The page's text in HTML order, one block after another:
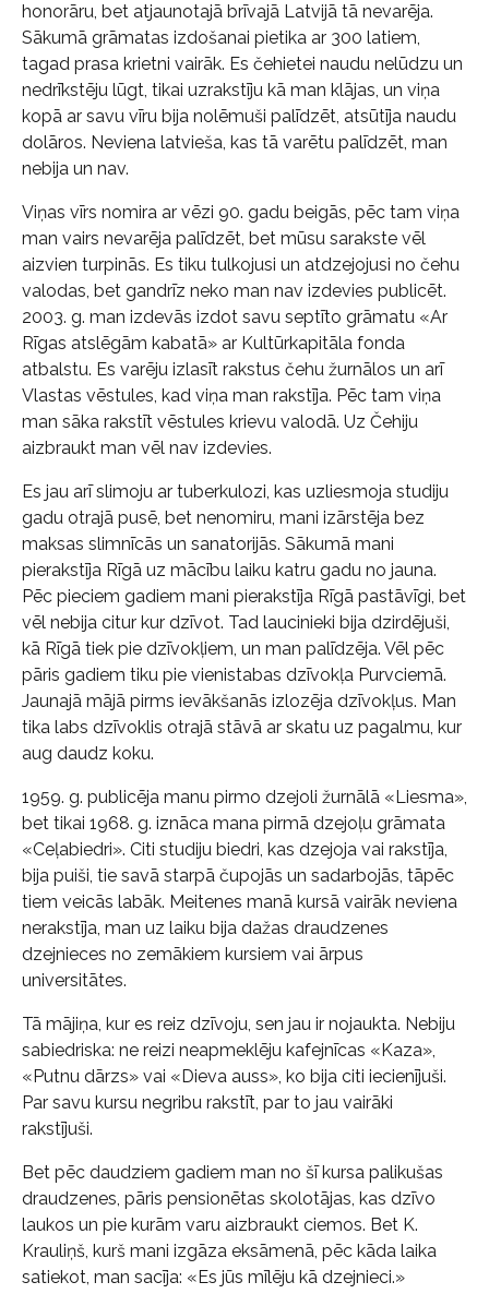
honorāru, bet atjaunotajā brīvajā Latvijā tā nevarēja.
Sākumā grāmatas izdošanai pietika ar 300 latiem,
tagad prasa krietni vairāk. Es čehietei naudu nelūdzu un
nedrīkstēju lūgt, tikai uzrakstīju kā man klājas, un viņa
kopā ar savu vīru bija nolēmuši palīdzēt, atsūtīja naudu
dolāros. Neviena latvieša, kas tā varētu palīdzēt, man
nebija un nav.
Viņas vīrs nomira ar vēzi 90. gadu beigās, pēc tam viņa
man vairs nevarēja palīdzēt, bet mūsu sarakste vēl
aizvien turpinās. Es tiku tulkojusi un atdzejojusi no čehu
valodas, bet gandrīz neko man nav izdevies publicēt.
2003. g. man izdevās izdot savu septīto grāmatu «Ar
Rīgas atslēgām kabatā» ar Kultūrkapitāla fonda
atbalstu. Es varēju izlasīt rakstus čehu žurnālos un arī
Vlastas vēstules, kad viņa man rakstīja. Pēc tam viņa
man sāka rakstīt vēstules krievu valodā. Uz Čehiju
aizbraukt man vēl nav izdevies.
Es jau arī slimoju ar tuberkulozi, kas uzliesmoja studiju
gadu otrajā pusē, bet nenomiru, mani izārstēja bez
maksas slimnīcās un sanatorijās. Sākumā mani
pierakstīja Rīgā uz mācību laiku katru gadu no jauna.
Pēc pieciem gadiem mani pierakstīja Rīgā pastāvīgi, bet
vēl nebija citur kur dzīvot. Tad laucinieki bija dzirdējuši,
kā Rīgā tiek pie dzīvokļiem, un man palīdzēja. Vēl pēc
pāris gadiem tiku pie vienistabas dzīvokļa Purvciemā.
Jaunajā mājā pirms ievākšanās izlozēja dzīvokļus. Man
tika labs dzīvoklis otrajā stāvā ar skatu uz pagalmu, kur
aug daudz koku.
1959. g. publicēja manu pirmo dzejoli žurnālā «Liesma»,
bet tikai 1968. g. iznāca mana pirmā dzejoļu grāmata
«Ceļabiedri». Citi studiju biedri, kas dzejoja vai rakstīja,
bija puiši, tie savā starpā čupojās un sadarbojās, tāpēc
tiem veicās labāk. Meitenes manā kursā vairāk neviena
nerakstīja, man uz laiku bija dažas draudzenes
dzejnieces no zemākiem kursiem vai ārpus
universitātes.
Tā mājiņa, kur es reiz dzīvoju, sen jau ir nojaukta. Nebiju
sabiedriska: ne reizi neapmeklēju kafejnīcas «Kaza»,
«Putnu dārzs» vai «Dieva auss», ko bija citi iecienījuši.
Par savu kursu negribu rakstīt, par to jau vairāki
rakstījuši.
Bet pēc daudziem gadiem man no šī kursa palikušas
draudzenes, pāris pensionētas skolotājas, kas dzīvo
laukos un pie kurām varu aizbraukt ciemos. Bet K.
Krauliņš, kurš mani izgāza eksāmenā, pēc kāda laika
satiekot, man sacīja: «Es jūs mīlēju kā dzejnieci.»